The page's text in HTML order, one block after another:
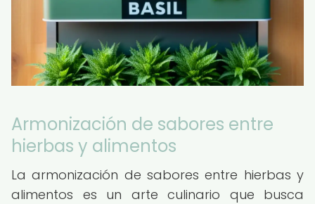
Armonización de sabores entre
hierbas y alimentos
La armonización de sabores entre hierbas y
alimentos es un arte culinario que busca